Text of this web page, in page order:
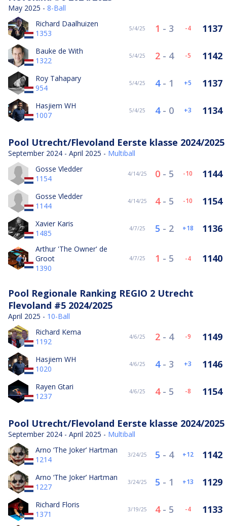
May 2025 - 8-Ball
Richard Daalhuizen
1353
5/4/25 1 - 3 -4 1137
Bauke de With
1322
5/4/25 2 - 4 -5 1142
Roy Tahapary
954
5/4/25 4- 1 5 1137
Hasjiem WH
1007
5/4/25 4- 0 3 1134
Pool Utrecht/Flevoland Eerste klasse 2024/2025
September 2024 - April 2025 - Multiball
Gosse Vledder
1154
4/14/25 0 - 5 -10 1144
Gosse Vledder
1144
4/14/25 4- 5 -10 1154
Xavier Karis
1485
4/7/25 5 - 2 18 1136
Arthur 'The Owner' de
Groot
1390
4/7/25 1 - 5 -4 1140
Pool Regionale Ranking REGIO 2 Utrecht
Flevoland #5 2024/2025
April 2025 - 10-Ball
Richard Kema
1192
4/6/25 2 - 4 -9 1149
Hasjiem WH
1020
4/6/25 4- 3 3 1146
Rayen Gtari
1237
4/6/25 4- 5 -8 1154
Pool Utrecht/Flevoland Eerste klasse 2024/2025
September 2024 - April 2025 - Multiball
Arno ‘The Joker’ Hartman
1214
3/24/25 5 - 4 12 1142
Arno ‘The Joker’ Hartman
1227
3/24/25 5 - 1 13 1129
Richard Floris
1371
3/19/25 4- 5 -4 1133